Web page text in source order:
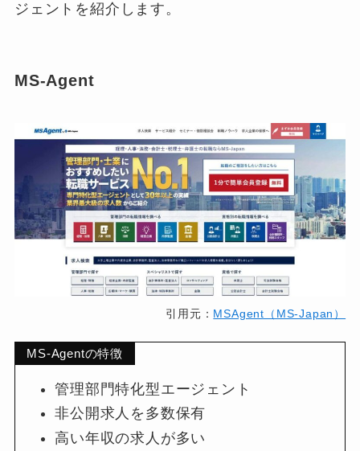
ジェントを紹介します。
MS-Agent
引用元： MSAgent（MS-Japan）
MS-Agentの特徴
管理部門特化型エージェント
非公開求人を多数保有
高い年収の求人が多い